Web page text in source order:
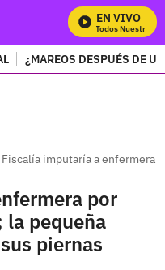
EN VIVO
Mira Todos Nuestros
¿MAREOS DESPUÉS DE
Fiscalía imputaría a enfermera
por
la pequeña
piernas